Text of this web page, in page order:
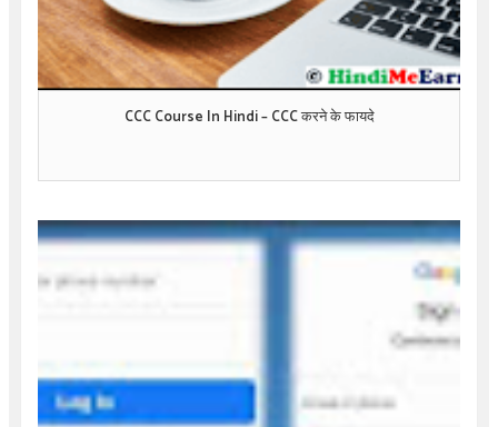
CCC Course In Hindi – CCC करने के फायदे